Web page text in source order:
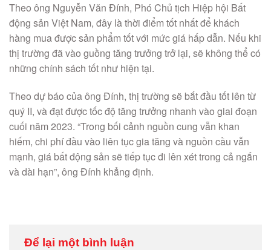
Theo ông Nguyễn Văn Đính, Phó Chủ tịch Hiệp hội Bất
động sản Việt Nam, đây là thời điểm tốt nhất để khách
hàng mua được sản phẩm tốt với mức giá hấp dẫn. Nếu khi
thị trường đã vào guồng tăng trưởng trở lại, sẽ không thể có
những chính sách tốt như hiện tại.
Theo dự báo của ông Đính, thị trường sẽ bắt đầu tốt lên từ
quý II, và đạt được tốc độ tăng trưởng nhanh vào giai đoạn
cuối năm 2023. “Trong bối cảnh nguồn cung vẫn khan
hiếm, chi phí đầu vào liên tục gia tăng và nguồn cầu vẫn
mạnh, giá bất động sản sẽ tiếp tục đi lên xét trong cả ngắn
và dài hạn”, ông Đính khẳng định.
Để lại một bình luận